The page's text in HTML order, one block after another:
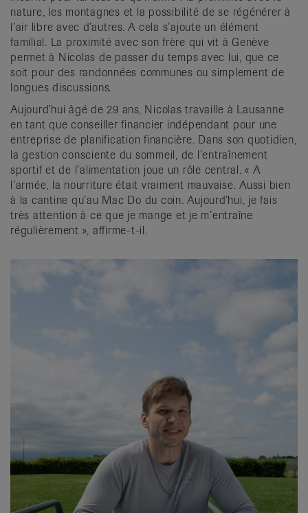
nature, les montagnes et la possibilité de se régénérer à
l’air libre avec d’autres. A cela s’ajoute un élément
familial. La proximité avec son frère qui vit à Genève
permet à Nicolas de passer du temps avec lui, que ce
soit pour des randonnées communes ou simplement de
longues discussions.
Aujourd’hui âgé de 29 ans, Nicolas travaille à Lausanne
en tant que conseiller financier indépendant pour une
entreprise de planification financière. Dans son quotidien,
la gestion consciente du sommeil, de l’entraînement
sportif et de l’alimentation joue un rôle central. « A
l’armée, la nourriture était vraiment mauvaise. Aussi bien
à la cantine qu’au Mac Do du coin. Aujourd’hui, je fais
très attention à ce que je mange et je m’entraîne
régulièrement », affirme-t-il.